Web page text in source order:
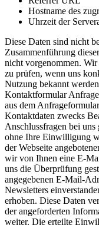
Hostname des
Uhrzeit der
Diese Daten sind nicht
Zusammenführung
nicht vorgenommen. Wir
zu prüfen, wenn uns
Nutzung bekannt
Kontaktformular
aus dem
Kontaktdaten zwecks
Anschlussfragen bei
ohne Ihre Einwilligung
der Webseite
wir von Ihnen eine E-
uns die Überprüfung
angegebenen E-Mail-
Newsletters
erhoben. Diese Daten
der angeforderten
weiter. Die erteilte